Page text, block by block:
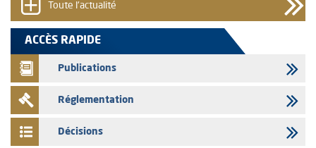
05/08/2026
L’AMMC met sur son site internet les publications réalisées par les
émetteurs en date du 5 août 2026
04/08/2026
L’AMMC met sur son site internet les publications réalisées par les
émetteurs en date du 4 août 2026
Saham Bank – Mise à jour annuelle du dossier d’information relatif au
Toute l'actualité
ACCÈS RAPIDE
Publications
Réglementation
Décisions